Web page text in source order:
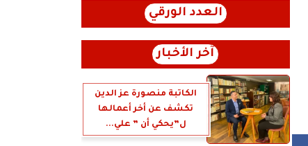
العدد الورقي
آخر الأخبار
الكاتبة منصورة عز الدين
تكشف عن أخر أعمالها
ل”يحكي أن ” علي...